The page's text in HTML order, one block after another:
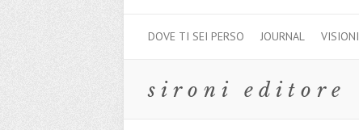
DOVE TI SEI PERSO JOURNAL VISIONI
sironi editore